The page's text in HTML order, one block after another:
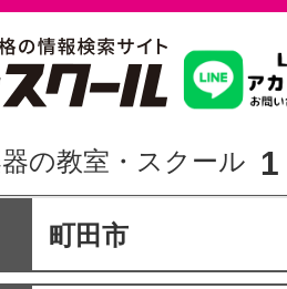
習いたいこ
スクールを
の教室・スクール 1
町田市